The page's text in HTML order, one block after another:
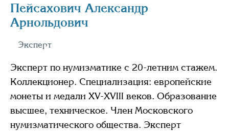
Пейсахович Александр
Арнольдович
Эксперт
Эксперт по нумизматике с 20-летним стажем.
Коллекционер. Специализация: европейские
монеты и медали XV-XVIII веков. Образование
высшее, техническое. Член Московского
нумизматического общества. Эксперт